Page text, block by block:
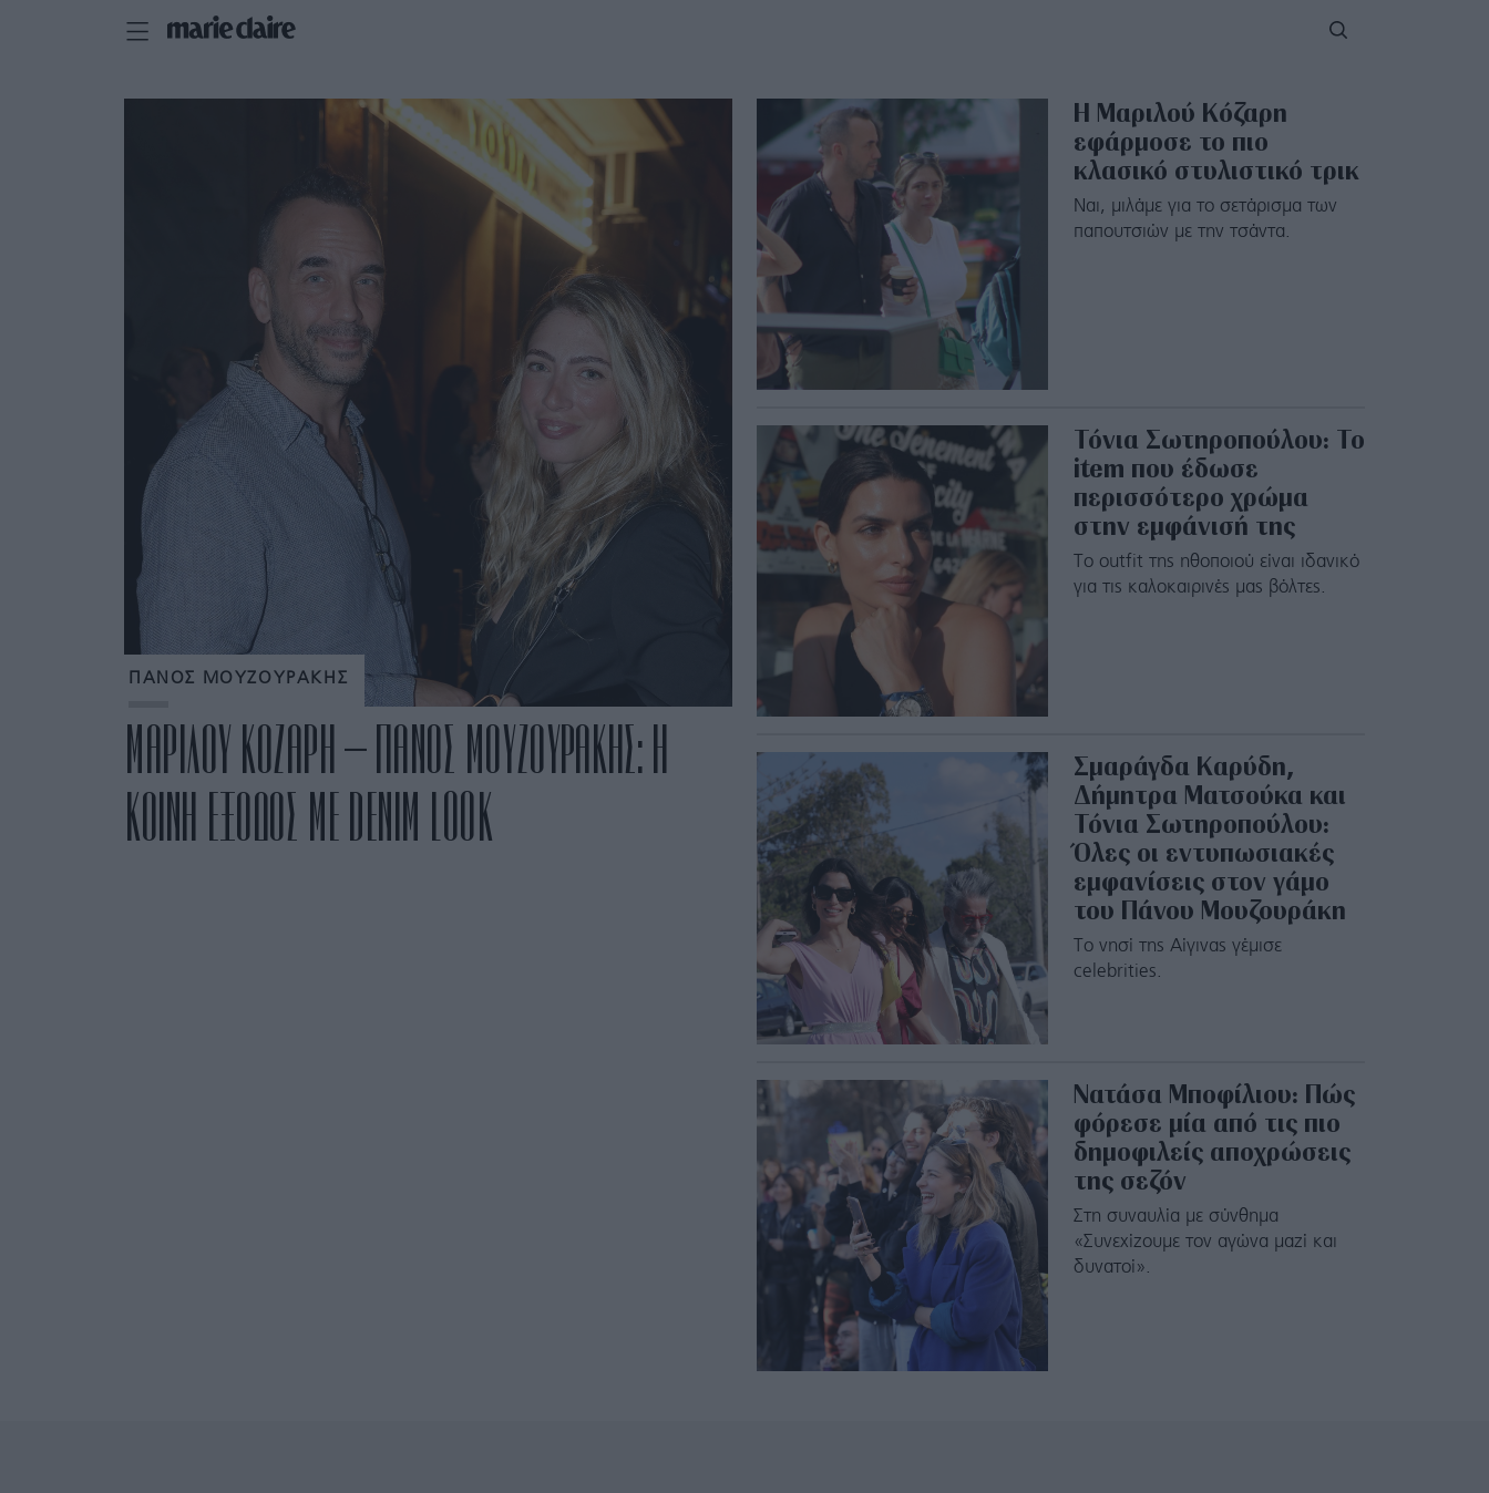
ΠΑΝΟΣ ΜΟΥΖΟΥΡΑΚΗΣ
ΜΑΡΙΛΟΥ ΚΟΖΑΡΗ – ΠΑΝΟΣ ΜΟΥΖΟΥΡΑΚΗΣ: Η
ΚΟΙΝΗ ΕΞΟΔΟΣ ΜΕ DENIM LOOK
Η Μαριλού Κόζαρη
εφάρμοσε το πιο
κλασικό στυλιστικό τρικ
Ναι, μιλάμε για το σετάρισμα των
παπουτσιών με την τσάντα.
Τόνια Σωτηροπούλου: Το
item που έδωσε
περισσότερο χρώμα
στην εμφάνισή της
Το outfit της ηθοποιού είναι ιδανικό
για τις καλοκαιρινές μας βόλτες.
Σμαράγδα Καρύδη,
Δήμητρα Ματσούκα και
Τόνια Σωτηροπούλου:
Όλες οι εντυπωσιακές
εμφανίσεις στον γάμο
του Πάνου Μουζουράκη
Το νησί της Αίγινας γέμισε
celebrities.
Νατάσα Μποφίλιου: Πώς
φόρεσε μία από τις πιο
δημοφιλείς αποχρώσεις
της σεζόν
Στη συναυλία με σύνθημα
«Συνεχίζουμε τον αγώνα μαζί και
δυνατοί».